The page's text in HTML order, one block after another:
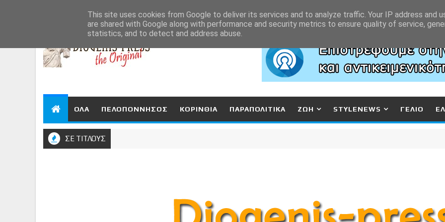
ΟΛΑ ΠΕΛΟΠΟΝΝΗΣΟΣ ΚΟΡΙΝΘΙΑ ΠΑΡΑΠΟΛΙΤΙΚΑ ΖΩΗ STYLENEWS ΓΕΛΙΟ
ΣΕ ΤΙΤΛΟΥΣ
This site uses cookies from Google to deliver its services and to analyze traffic. Your IP address and
are shared with Google along with performance and security metrics to ensure quality of service,
statistics, and to detect and address abuse.